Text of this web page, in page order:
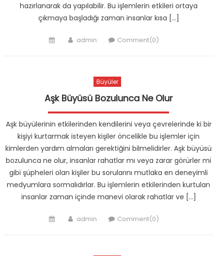
hazırlanarak da yapılabilir. Bu işlemlerin etkileri ortaya
çıkmaya başladığı zaman insanlar kısa […]
PostedAuthor
admin Comment(0)
Büyüler
Aşk Büyüsü Bozulunca Ne Olur
Aşk büyülerinin etkilerinden kendilerini veya çevrelerinde ki bir
kişiyi kurtarmak isteyen kişiler öncelikle bu işlemler için
kimlerden yardım almaları gerektiğini bilmelidirler. Aşk büyüsü
bozulunca ne olur, insanlar rahatlar mı veya zarar görürler mi
gibi şüpheleri olan kişiler bu sorularını mutlaka en deneyimli
medyumlara sormalıdırlar. Bu işlemlerin etkilerinden kurtulan
insanlar zaman içinde manevi olarak rahatlar ve […]
PostedAuthor
admin Comment(0)